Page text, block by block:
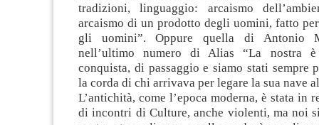
tradizioni, linguaggio: arcaismo
arcaismo di un prodotto degli uomini, fatto
gli uomini”. Oppure quella di Antonio
nell’ultimo numero di Alias “La nostra
conquista, di passaggio e siamo stati sempre
la corda di chi arrivava per legare la sua nave
L’antichità, come l’epoca moderna, è stata in
di incontri di Culture, anche violenti, ma noi